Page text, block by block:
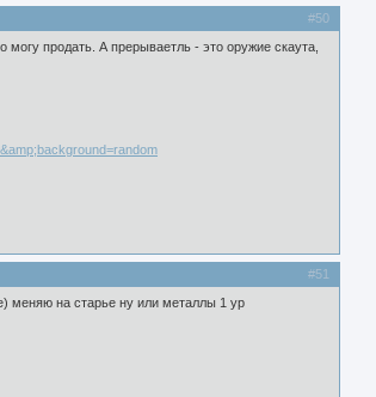
#50
продать. А прерываетль - это оружие скаута,
#51
меняю на старье ну или металлы 1 ур